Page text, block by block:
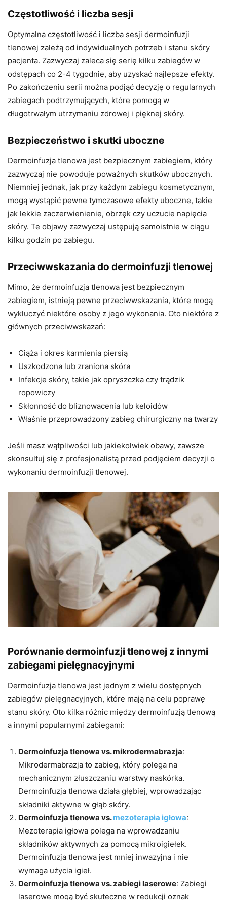
Częstotliwość i liczba sesji
Optymalna częstotliwość i liczba sesji dermoinfuzji
tlenowej zależą od indywidualnych potrzeb i stanu skóry
pacjenta. Zazwyczaj zaleca się serię kilku zabiegów w
odstępach co 2-4 tygodnie, aby uzyskać najlepsze efekty.
Po zakończeniu serii można podjąć decyzję o regularnych
zabiegach podtrzymujących, które pomogą w
długotrwałym utrzymaniu zdrowej i pięknej skóry.
Bezpieczeństwo i skutki uboczne
Dermoinfuzja tlenowa jest bezpiecznym zabiegiem, który
zazwyczaj nie powoduje poważnych skutków ubocznych.
Niemniej jednak, jak przy każdym zabiegu kosmetycznym,
mogą wystąpić pewne tymczasowe efekty uboczne, takie
jak lekkie zaczerwienienie, obrzęk czy uczucie napięcia
skóry. Te objawy zazwyczaj ustępują samoistnie w ciągu
kilku godzin po zabiegu.
Przeciwwskazania do dermoinfuzji tlenowej
Mimo, że dermoinfuzja tlenowa jest bezpiecznym
zabiegiem, istnieją pewne przeciwwskazania, które mogą
wykluczyć niektóre osoby z jego wykonania. Oto niektóre z
głównych przeciwwskazań:
Ciąża i okres karmienia piersią
Uszkodzona lub zraniona skóra
Infekcje skóry, takie jak opryszczka czy trądzik
ropowiczy
Skłonność do bliznowacenia lub keloidów
Właśnie przeprowadzony zabieg chirurgiczny na twarzy
Jeśli masz wątpliwości lub jakiekolwiek obawy, zawsze
skonsultuj się z profesjonalistą przed podjęciem decyzji o
wykonaniu dermoinfuzji tlenowej.
Porównanie dermoinfuzji tlenowej z innymi
zabiegami pielęgnacyjnymi
Dermoinfuzja tlenowa jest jednym z wielu dostępnych
zabiegów pielęgnacyjnych, które mają na celu poprawę
stanu skóry. Oto kilka różnic między dermoinfuzją tlenową
a innymi popularnymi zabiegami:
Dermoinfuzja tlenowa vs. mikrodermabrazja:
Mikrodermabrazja to zabieg, który polega na
mechanicznym złuszczaniu warstwy naskórka.
Dermoinfuzja tlenowa działa głębiej, wprowadzając
składniki aktywne w głąb skóry.
Dermoinfuzja tlenowa vs.mezoterapia igłowa:
Mezoterapia igłowa polega na wprowadzaniu
składników aktywnych za pomocą mikroigiełek.
Dermoinfuzja tlenowa jest mniej inwazyjna i nie
wymaga użycia igieł.
Dermoinfuzja tlenowa vs. zabiegi laserowe: Zabiegi
laserowe mogą być skuteczne w redukcji oznak